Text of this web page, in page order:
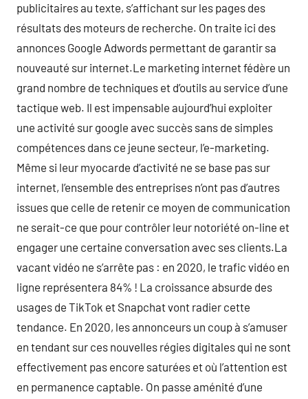
publicitaires au texte, s’affichant sur les pages des
résultats des moteurs de recherche. On traite ici des
annonces Google Adwords permettant de garantir sa
nouveauté sur internet.Le marketing internet fédère un
grand nombre de techniques et d’outils au service d’une
tactique web. Il est impensable aujourd’hui exploiter
une activité sur google avec succès sans de simples
compétences dans ce jeune secteur, l’e-marketing.
Même si leur myocarde d’activité ne se base pas sur
internet, l’ensemble des entreprises n’ont pas d’autres
issues que celle de retenir ce moyen de communication
ne serait-ce que pour contrôler leur notoriété on-line et
engager une certaine conversation avec ses clients.La
vacant vidéo ne s’arrête pas : en 2020, le trafic vidéo en
ligne représentera 84% ! La croissance absurde des
usages de TikTok et Snapchat vont radier cette
tendance. En 2020, les annonceurs un coup à s’amuser
en tendant sur ces nouvelles régies digitales qui ne sont
effectivement pas encore saturées et où l’attention est
en permanence captable. On passe aménité d’une